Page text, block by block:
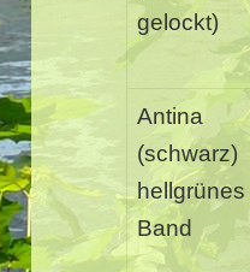
gelockt)
Antina
(schwarz)
hellgrünes
Band